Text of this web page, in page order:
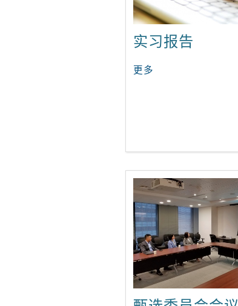
实习报告
更多